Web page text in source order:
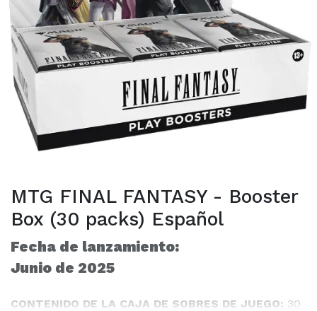
MTG FINAL FANTASY - Booster
Box (30 packs) Español
Fecha de lanzamiento:
Junio de 2025
CONTENIDO DE LA CAJA DE SOBRES DE JUEGO: 30